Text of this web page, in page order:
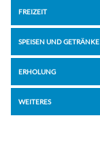
FREIZEIT
SPEISEN UND GETRÄNKE
ERHOLUNG
WEITERES